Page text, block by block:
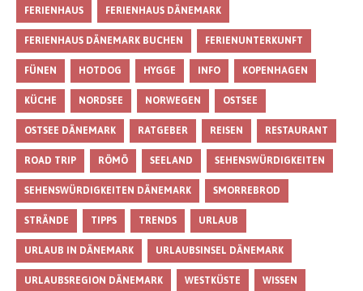
FERIENHAUS FERIENHAUS DÄNEMARK
FERIENHAUS DÄNEMARK BUCHEN FERIENUNTERKUNFT
FÜNEN HOTDOG HYGGE INFO KOPENHAGEN
KÜCHE NORDSEE NORWEGEN OSTSEE
OSTSEE DÄNEMARK RATGEBER REISEN RESTAURANT
ROAD TRIP RÖMÖ SEELAND SEHENSWÜRDIGKEITEN
SEHENSWÜRDIGKEITEN DÄNEMARK SMORREBROD
STRÄNDE TIPPS TRENDS URLAUB
URLAUB IN DÄNEMARK URLAUBSINSEL DÄNEMARK
URLAUBSREGION DÄNEMARK WESTKÜSTE WISSEN